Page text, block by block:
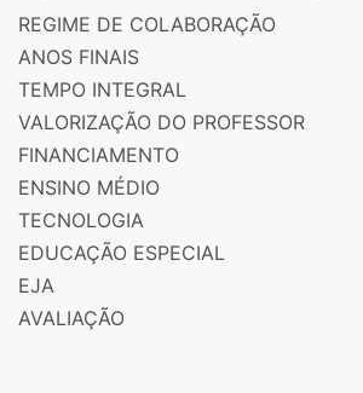
REGIME DE COLABORAÇÃO
ANOS FINAIS
TEMPO INTEGRAL
VALORIZAÇÃO DO PROFESSOR
FINANCIAMENTO
ENSINO MÉDIO
TECNOLOGIA
EDUCAÇÃO ESPECIAL
EJA
AVALIAÇÃO